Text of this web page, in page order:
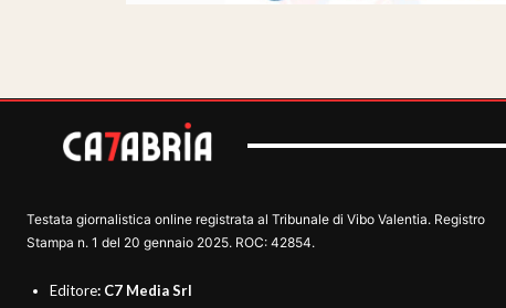
Testata giornalistica online registrata al Tribunale di Vibo Valentia. Registro
Stampa n. 1 del 20 gennaio 2025. ROC: 42854.
Editore: C7 Media Srl